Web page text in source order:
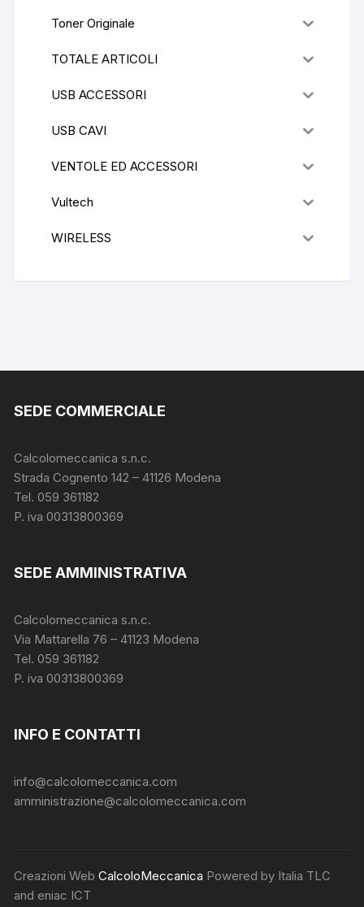
Toner Originale
TOTALE ARTICOLI
USB ACCESSORI
USB CAVI
VENTOLE ED ACCESSORI
Vultech
WIRELESS
SEDE COMMERCIALE
Calcolomeccanica s.n.c.
Strada Cognento 142 – 41126 Modena
Tel. 059 361182
P. iva 00313800369
SEDE AMMINISTRATIVA
Calcolomeccanica s.n.c.
Via Mattarella 76 – 41123 Modena
Tel. 059 361182
P. iva 00313800369
INFO E CONTATTI
info@calcolomeccanica.com
amministrazione@calcolomeccanica.com
Creazioni WebCalcoloMeccanica Powered by Italia TLC
and eniac ICT